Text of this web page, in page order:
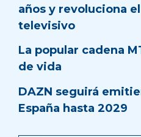
años y revoluciona
televisivo
La popular cadena
de vida
DAZN seguirá
España hasta 2029